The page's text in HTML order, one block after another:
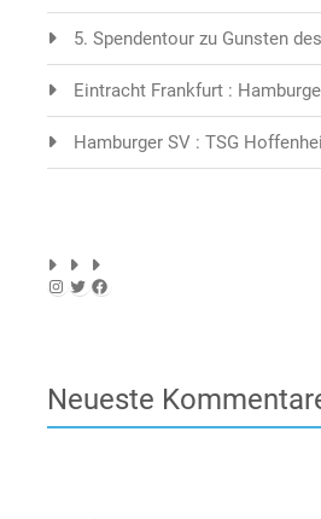
5. Spendentour zu Gunsten
Eintracht Frankfurt :
Hamburger SV : TSG
Instagram
TwitterFacebook
Neueste